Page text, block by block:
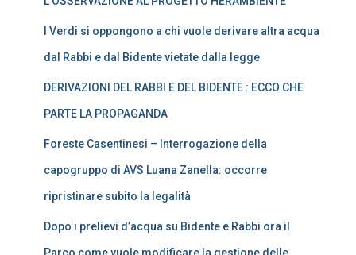
I Verdi si oppongono a chi vuole derivare altra acqua
dal Rabbi e dal Bidente vietate dalla legge
DERIVAZIONI DEL RABBI E DEL BIDENTE : ECCO CHE
PARTE LA PROPAGANDA
Foreste Casentinesi – Interrogazione della
capogruppo di AVS Luana Zanella: occorre
ripristinare subito la legalità
Dopo i prelievi d’acqua su Bidente e Rabbi ora il